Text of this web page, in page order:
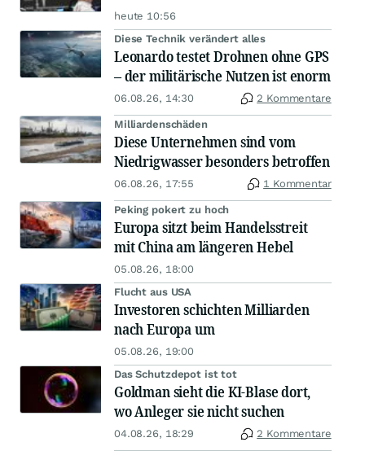
heute 10:56
Diese Technik verändert alles
Leonardo testet Drohnen ohne GPS
– der militärische Nutzen ist enorm
06.08.26, 14:30 2 Kommentare
Milliardenschäden
Diese Unternehmen sind vom
Niedrigwasser besonders betroffen
06.08.26, 17:55 1 Kommentar
Peking pokert zu hoch
Europa sitzt beim Handelsstreit
mit China am längeren Hebel
05.08.26, 18:00
Flucht aus USA
Investoren schichten Milliarden
nach Europa um
05.08.26, 19:00
Das Schutzdepot ist tot
Goldman sieht die KI-Blase dort,
wo Anleger sie nicht suchen
04.08.26, 18:29 2 Kommentare